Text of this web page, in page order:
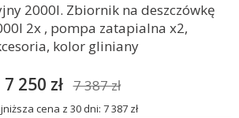
2000l. Zbiornik na deszczówkę
2x , pompa zatapialna x2,
kolor gliniany
7 250 zł 7 387 zł
cena z 30 dni: 7 387 zł